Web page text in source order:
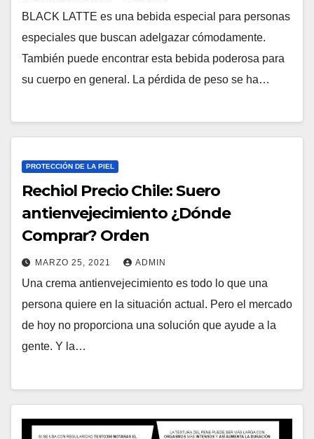
BLACK LATTE es una bebida especial para personas
especiales que buscan adelgazar cómodamente.
También puede encontrar esta bebida poderosa para
su cuerpo en general. La pérdida de peso se ha…
PROTECCIÓN DE LA PIEL
Rechiol Precio Chile: Suero
antienvejecimiento ¿Dónde
Comprar? Orden
MARZO 25, 2021 ADMIN
Una crema antienvejecimiento es todo lo que una
persona quiere en la situación actual. Pero el mercado
de hoy no proporciona una solución que ayude a la
gente. Y la…